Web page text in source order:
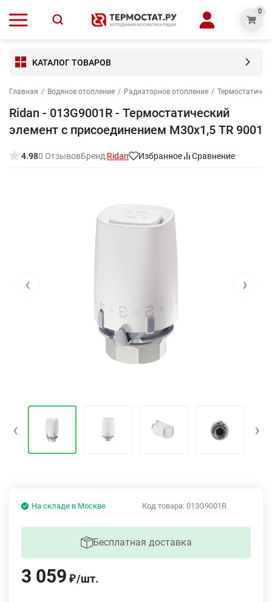
0
КАТАЛОГ ТОВАРОВ
Главная / Водяное отопление / Радиаторное отопление /
Ridan - 013G9001R - Термостатический
элемент с присоединением М30х1,5 TR 9001
4.980 ОтзывовБренд:Ridan Избранное Сравнение
‹ ›
‹ ›
Код товара: 013G9001R
На складе в Москве
Бесплатная доставка
3 059 ₽/шт.